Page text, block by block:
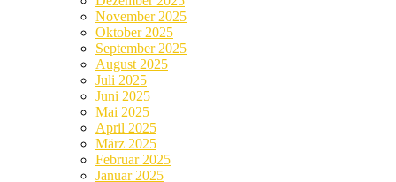
November 2025
Oktober 2025
September 2025
August 2025
Juli 2025
Juni 2025
Mai 2025
April 2025
März 2025
Februar 2025
Januar 2025